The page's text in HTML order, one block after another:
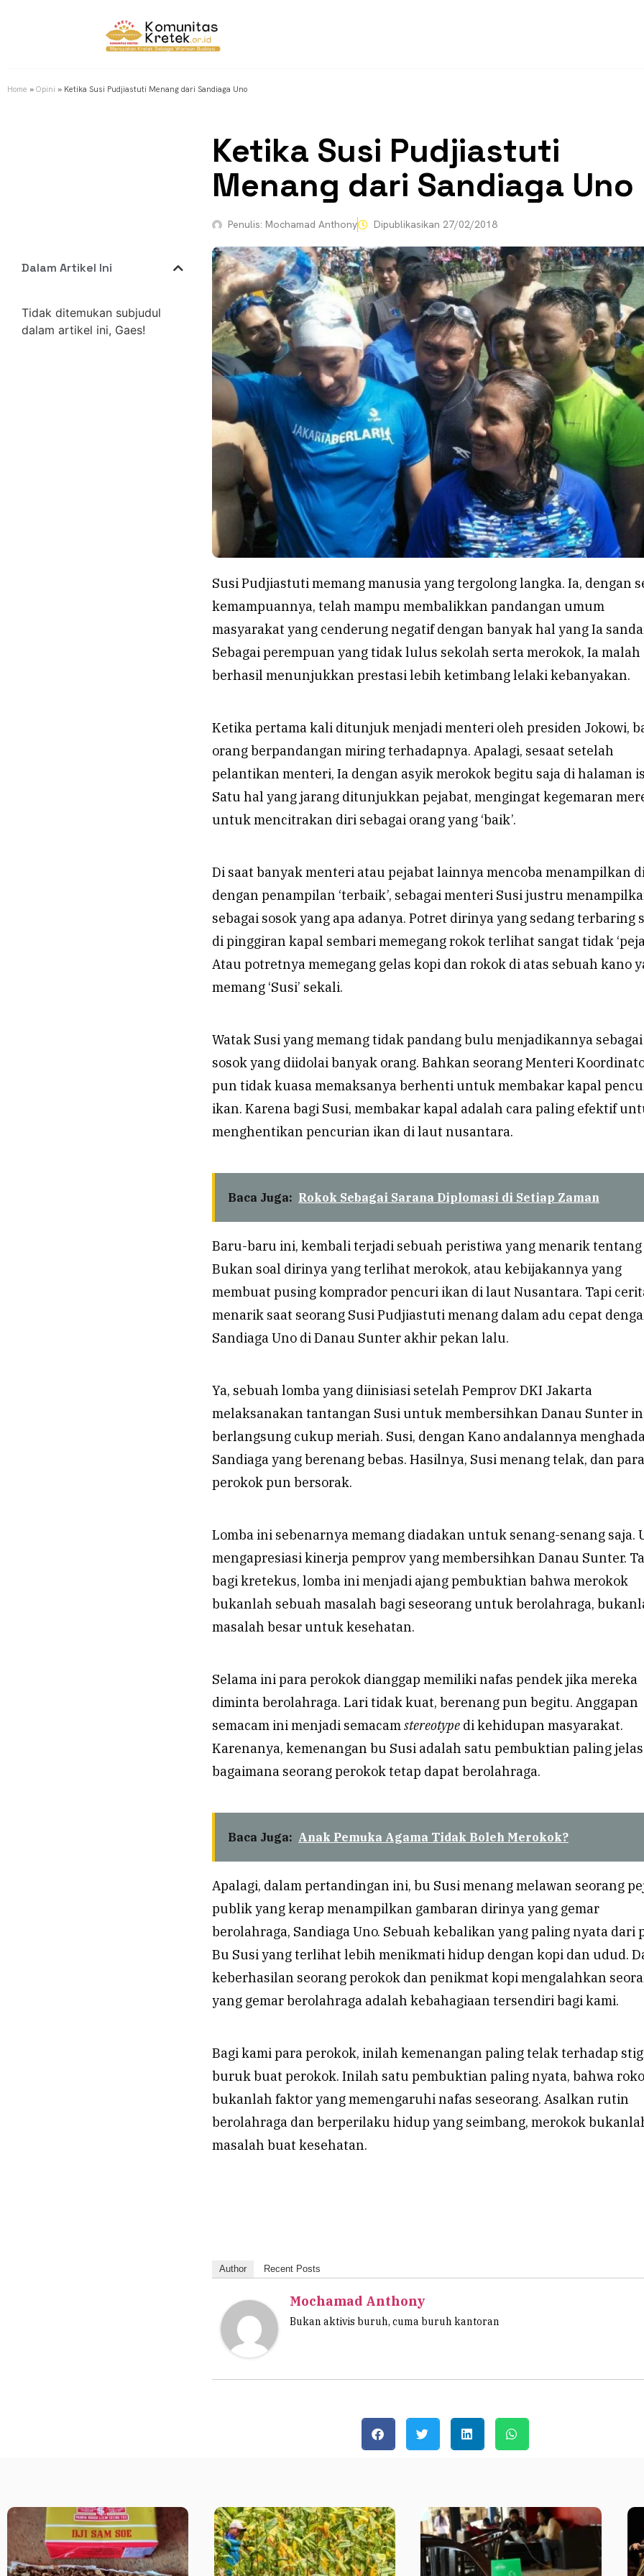
Home » Opini » Ketika Susi Pudjiastuti Menang dari Sandiaga Uno
Ketika Susi Pudjiastuti
Menang dari Sandiaga Uno
Penulis: Mochamad Anthony Dipublikasikan 27/02/2018
Dalam Artikel Ini
Tidak ditemukan subjudul
dalam artikel ini, Gaes!
Susi Pudjiastuti memang manusia yang tergolong langka. Ia, dengan
kemampuannya, telah mampu membalikkan pandangan umum
masyarakat yang cenderung negatif dengan banyak hal yang Ia
Sebagai perempuan yang tidak lulus sekolah serta merokok, Ia malah
berhasil menunjukkan prestasi lebih ketimbang lelaki kebanyakan.
Ketika pertama kali ditunjuk menjadi menteri oleh presiden Jokowi,
orang berpandangan miring terhadapnya. Apalagi, sesaat setelah
pelantikan menteri, Ia dengan asyik merokok begitu saja di halaman
Satu hal yang jarang ditunjukkan pejabat, mengingat kegemaran
untuk mencitrakan diri sebagai orang yang ‘baik’.
Di saat banyak menteri atau pejabat lainnya mencoba menampilkan
dengan penampilan ‘terbaik’, sebagai menteri Susi justru
sebagai sosok yang apa adanya. Potret dirinya yang sedang terbaring
di pinggiran kapal sembari memegang rokok terlihat sangat tidak
Atau potretnya memegang gelas kopi dan rokok di atas sebuah kano
memang ‘Susi’ sekali.
Watak Susi yang memang tidak pandang bulu menjadikannya sebagai
sosok yang diidolai banyak orang. Bahkan seorang Menteri
pun tidak kuasa memaksanya berhenti untuk membakar kapal
ikan. Karena bagi Susi, membakar kapal adalah cara paling efektif
menghentikan pencurian ikan di laut nusantara.
Baca Juga: Rokok Sebagai Sarana Diplomasi di Setiap Zaman
Baru-baru ini, kembali terjadi sebuah peristiwa yang menarik tentang
Bukan soal dirinya yang terlihat merokok, atau kebijakannya yang
membuat pusing komprador pencuri ikan di laut Nusantara. Tapi
menarik saat seorang Susi Pudjiastuti menang dalam adu cepat
Sandiaga Uno di Danau Sunter akhir pekan lalu.
Ya, sebuah lomba yang diinisiasi setelah Pemprov DKI Jakarta
melaksanakan tantangan Susi untuk membersihkan Danau Sunter
berlangsung cukup meriah. Susi, dengan Kano andalannya
Sandiaga yang berenang bebas. Hasilnya, Susi menang telak, dan para
perokok pun bersorak.
Lomba ini sebenarnya memang diadakan untuk senang-senang saja.
mengapresiasi kinerja pemprov yang membersihkan Danau Sunter.
bagi kretekus, lomba ini menjadi ajang pembuktian bahwa merokok
bukanlah sebuah masalah bagi seseorang untuk berolahraga,
masalah besar untuk kesehatan.
Selama ini para perokok dianggap memiliki nafas pendek jika mereka
diminta berolahraga. Lari tidak kuat, berenang pun begitu. Anggapan
semacam ini menjadi semacamstereotype di kehidupan masyarakat.
Karenanya, kemenangan bu Susi adalah satu pembuktian paling jelas
bagaimana seorang perokok tetap dapat berolahraga.
Baca Juga: Anak Pemuka Agama Tidak Boleh Merokok?
Apalagi, dalam pertandingan ini, bu Susi menang melawan seorang
publik yang kerap menampilkan gambaran dirinya yang gemar
berolahraga, Sandiaga Uno. Sebuah kebalikan yang paling nyata dari
Bu Susi yang terlihat lebih menikmati hidup dengan kopi dan udud.
keberhasilan seorang perokok dan penikmat kopi mengalahkan
yang gemar berolahraga adalah kebahagiaan tersendiri bagi kami.
Bagi kami para perokok, inilah kemenangan paling telak terhadap
buruk buat perokok. Inilah satu pembuktian paling nyata, bahwa
bukanlah faktor yang memengaruhi nafas seseorang. Asalkan rutin
berolahraga dan berperilaku hidup yang seimbang, merokok
masalah buat kesehatan.
Author Recent Posts
Mochamad Anthony
Bukan aktivis buruh, cuma buruh kantoran